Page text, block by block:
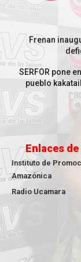
Frenan
SERFOR pone
pueblo
Enlaces
Instituto de
Amazónica
Radio Ucamara